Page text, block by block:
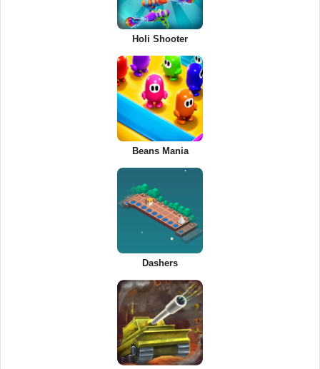
Holi Shooter
Beans Mania
Dashers